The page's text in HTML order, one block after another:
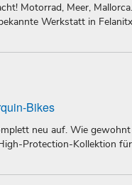
Motorrad, Meer,
Werkstatt in
Bikes
neu auf. Wie
Protection-Kollektion